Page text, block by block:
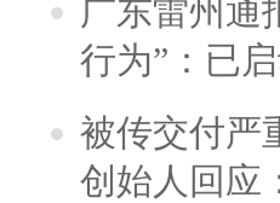
广东雷州通
行为”：已
被传交付严
创始人回应